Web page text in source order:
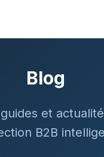
Blog
et
B2B